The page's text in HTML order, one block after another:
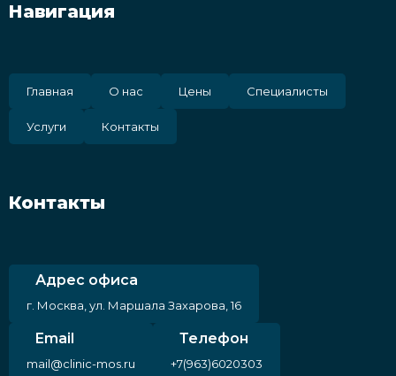
Навигация
Главная О нас Цены Специалисты
Услуги Контакты
Контакты
Адрес офиса
г. Москва, ул. Маршала Захарова, 16
Email
mail@clinic-mos.ru
Телефон
+7(963)6020303